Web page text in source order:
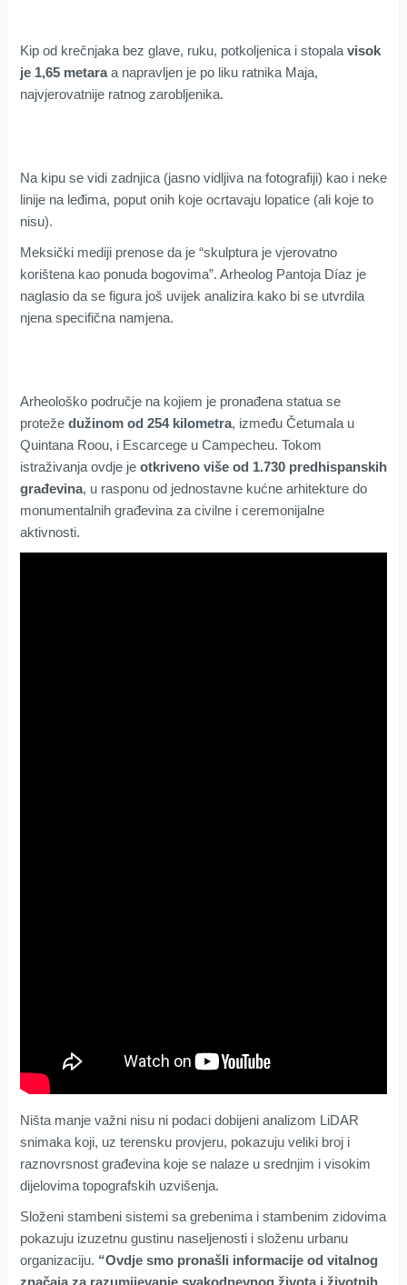
Kip od krečnjaka bez glave, ruku, potkoljenica i stopala visok
je 1,65 metaraa napravljen je po liku ratnika Maja,
najvjerovatnije ratnog zarobljenika.
Na kipu se vidi zadnjica (jasno vidljiva na fotografiji) kao i neke
linije na leđima, poput onih koje ocrtavaju lopatice (ali koje to
nisu).
Meksički mediji prenose da je “skulptura je vjerovatno
korištena kao ponuda bogovima”. Arheolog Pantoja Díaz je
naglasio da se figura još uvijek analizira kako bi se utvrdila
njena specifična namjena.
Arheološko područje na kojiem je pronađena statua se
proteže dužinom od 254 kilometra, između Četumala u
Quintana Roou, i Escarcege u Campecheu. Tokom
istraživanja ovdje jeotkriveno više od 1.730 predhispanskih
građevina, u rasponu od jednostavne kućne arhitekture do
monumentalnih građevina za civilne i ceremonijalne
aktivnosti.
Ništa manje važni nisu ni podaci dobijeni analizom LiDAR
snimaka koji, uz terensku provjeru, pokazuju veliki broj i
raznovrsnost građevina koje se nalaze u srednjim i visokim
dijelovima topografskih uzvišenja.
Složeni stambeni sistemi sa grebenima i stambenim zidovima
pokazuju izuzetnu gustinu naseljenosti i složenu urbanu
organizaciju. “Ovdje smo pronašli informacije od vitalnog
značaja za razumijevanje svakodnevnog života i životnih